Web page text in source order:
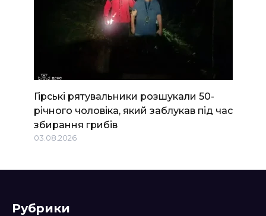
Гірські рятувальники розшукали 50-
річного чоловіка, який заблукав під час
збирання грибів
03.08.2026
Рубрики